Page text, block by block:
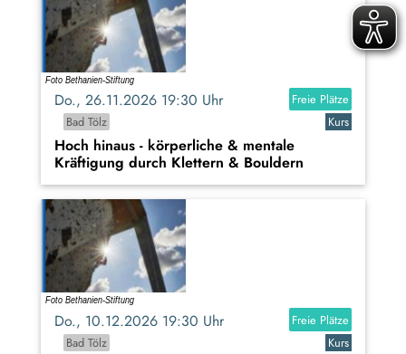
Do., 26.11.2026 19:30 Uhr
Freie Plätze
Bad Tölz
Kurs
Hoch hinaus - körperliche & mentale
Kräftigung durch Klettern & Bouldern
Do., 10.12.2026 19:30 Uhr
Freie Plätze
Bad Tölz
Kurs